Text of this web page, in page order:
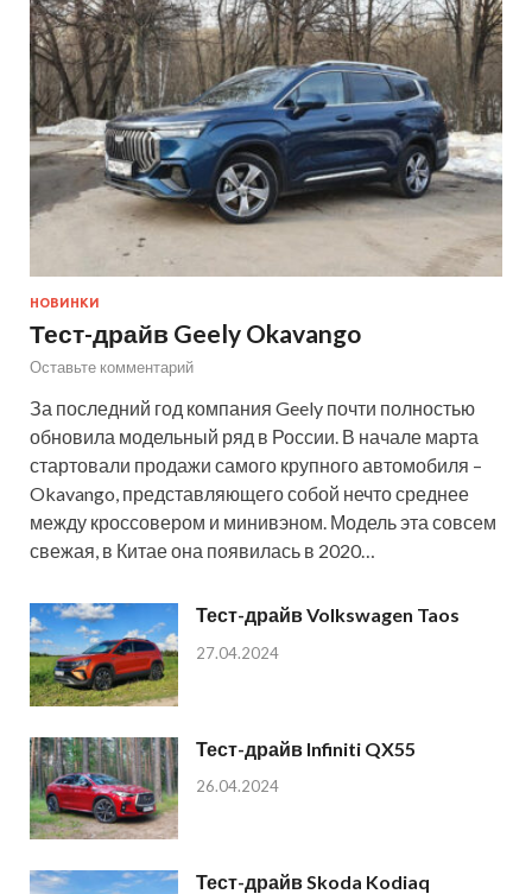
НОВИНКИ
Тест-драйв Geely Okavango
Оставьте комментарий
За последний год компания Geely почти полностью
обновила модельный ряд в России. В начале марта
стартовали продажи самого крупного автомобиля –
Okavango, представляющего собой нечто среднее
между кроссовером и минивэном. Модель эта совсем
свежая, в Китае она появилась в 2020…
Тест-драйв Volkswagen Taos
27.04.2024
Тест-драйв Infiniti QX55
26.04.2024
Тест-драйв Skoda Kodiaq